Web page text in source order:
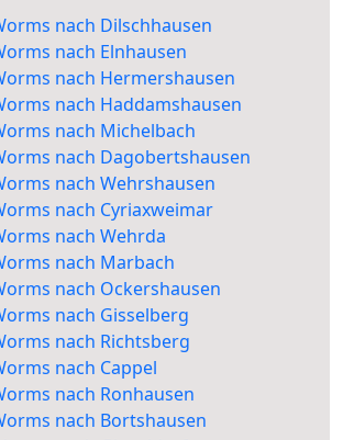
nach Dilschhausen
nach Elnhausen
nach Hermershausen
nach Haddamshausen
nach Michelbach
nach Dagobertshausen
nach Wehrshausen
nach Cyriaxweimar
nach Wehrda
nach Marbach
nach Ockershausen
nach Gisselberg
nach Richtsberg
nach Cappel
nach Ronhausen
nach Bortshausen